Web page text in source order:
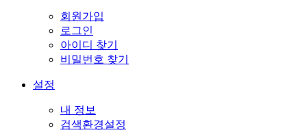
회원가입
로그인
아이디 찾기
비밀번호 찾기
설정
내 정보
검색환경설정